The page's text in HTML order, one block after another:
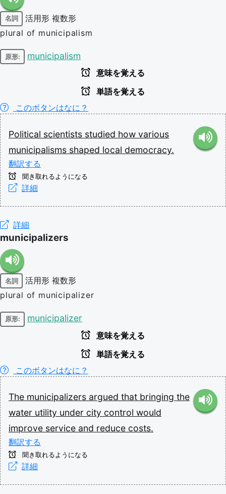
名詞 活用形 複数形
plural of municipalism
原形: municipalism
意味を覚える
単語を覚える
このボタンはなに？
Political scientists studied how various
municipalisms shaped local democracy.
翻訳する
聞き取れるようになる
詳細
詳細
municipalizers
名詞 活用形 複数形
plural of municipalizer
原形: municipalizer
意味を覚える
単語を覚える
このボタンはなに？
The municipalizers argued that bringing the
water utility under city control would
improve service and reduce costs.
翻訳する
聞き取れるようになる
詳細